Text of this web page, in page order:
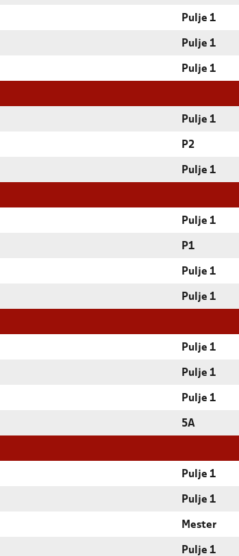
Pulje 1
Pulje 1
Pulje 1
Pulje 1
P2
Pulje 1
Pulje 1
P1
Pulje 1
Pulje 1
Pulje 1
Pulje 1
Pulje 1
5A
Pulje 1
Pulje 1
Mester
Pulje 1